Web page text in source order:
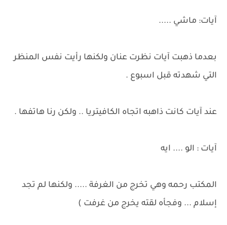
آيات: ماشي .....
بعدما ذهبت آيات نظرت عنان ولكنها رأيت نفس المنظر
التي شهدته قبل اسبوع .
عند آيات كانت ذاهبه اتجاه الكافيتريا .. ولكن رنا هاتفها .
آيات : الو .... ايه
المكتب رحمه وهي تخرج من الغرفة ..... ولكنها لم تجد
إسلام ... وفجأه لقته يخرج من غرفت )